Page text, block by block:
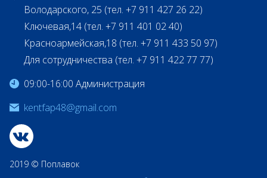
Володарского, 25 (тел. +7 911 427 26 22)
Ключевая,14 (тел. +7 911 401 02 40)
Красноармейская,18 (тел. +7 911 433 50 97)
Для сотрудничества (тел. +7 911 422 77 77)
09:00-16:00 Администрация
kentfap48@gmail.com
2019 © Поплавок